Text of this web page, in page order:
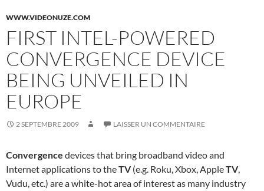
WWW.VIDEONUZE.COM
FIRST INTEL-POWERED
CONVERGENCE DEVICE
BEING UNVEILED IN
EUROPE
2 SEPTEMBRE 2009 LAISSER UN COMMENTAIRE
Convergence devices that bring broadband video and
Internet applications to theTV(e.g. Roku, Xbox, AppleTV,
Vudu, etc.) are a white-hot area of interest as many industry